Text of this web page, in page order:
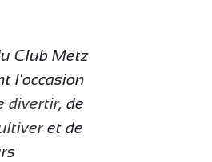
Club Metz
l'occasion
divertir, de
et de